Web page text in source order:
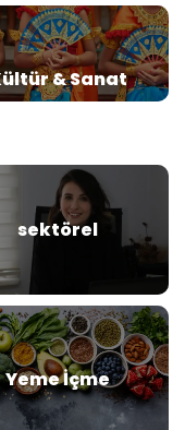
& Sanat
sektörel
Yeme İçme